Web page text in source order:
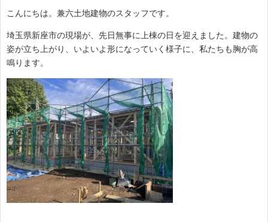
こんにちは。兼六土地建物のスタッフです。
埼玉県新座市の現場が、先日無事に上棟の日を迎えました。建物の
姿が立ち上がり、いよいよ形になっていく様子に、私たちも胸が高
鳴ります。